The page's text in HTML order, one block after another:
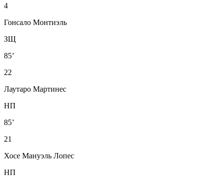
4
Гонсало Монтиэль
ЗЩ
85’
22
Лаутаро Мартинес
НП
85’
21
Хосе Мануэль Лопес
НП